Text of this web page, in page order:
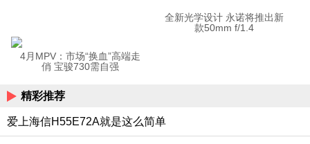
全新光学设计 永诺将推出新
款50mm f/1.4
4月MPV：市场“换血”高端走
俏 宝骏730需自强
精彩推荐
爱上海信H55E72A就是这么简单